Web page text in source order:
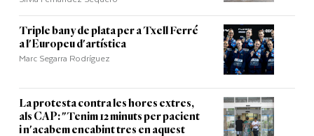
Triple bany de plata per a Txell Ferré
a l'Europeu d'artística
Marc Segarra Rodríguez
La protesta contra les hores extres,
als CAP: "Tenim 12 minuts per pacient
i n'acabem encabint tres en aquest